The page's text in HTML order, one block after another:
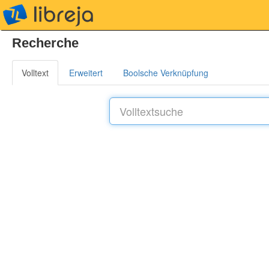
Recherche
Volltext Erweitert Boolsche Verknüpfung